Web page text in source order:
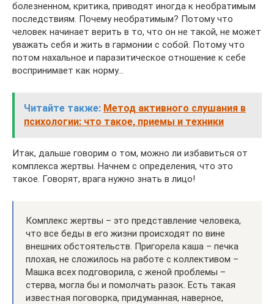
болезненном, критика, приводят иногда к необратимым
последствиям. Почему необратимым? Потому что
человек начинает верить в то, что он не такой, не может
уважать себя и жить в гармонии с собой. Потому что
потом нахальное и паразитическое отношение к себе
воспринимает как норму…
Читайте также: Метод активного слушания в
психологии: что такое, приемы и техники
Итак, дальше говорим о том, можно ли избавиться от
комплекса жертвы. Начнем с определения, что это
такое. Говорят, врага нужно знать в лицо!
Комплекс жертвы – это представление человека,
что все беды в его жизни происходят по вине
внешних обстоятельств. Пригорела каша – печка
плохая, не сложилось на работе с коллективом –
Машка всех подговорила, с женой проблемы –
стерва, могла бы и помолчать разок. Есть такая
известная поговорка, придуманная, наверное,